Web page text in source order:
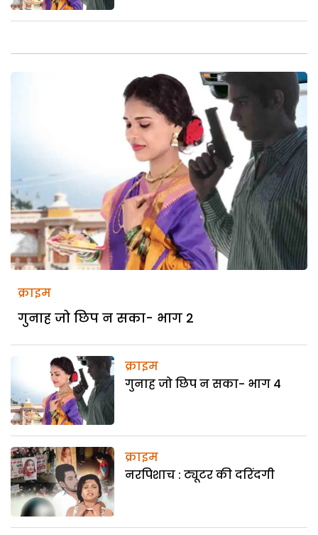
क्राइम
गुनाह जो छिप न सका- भाग 2
क्राइम
गुनाह जो छिप न सका- भाग 4
क्राइम
नरपिशाच : ट्यूटर की दरिंदगी